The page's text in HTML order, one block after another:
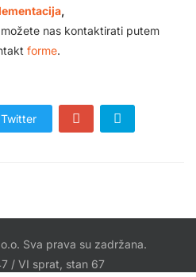
,
možete nas kontaktirati putem
forme.
Twitter
Sva prava su zadržana.
/ VI sprat, stan 67